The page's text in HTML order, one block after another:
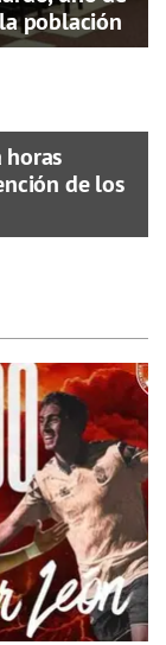
población
horas
de los